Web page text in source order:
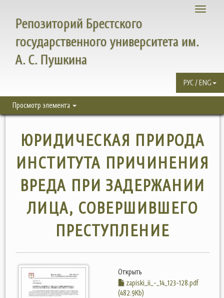
Toggle
Репозиторий Брестского
государственного университета им.
А. С. Пушкина
РУС / ENG
Просмотр элемента
ЮРИДИЧЕСКАЯ ПРИРОДА
ИНСТИТУТА ПРИЧИНЕНИЯ
ВРЕДА ПРИ ЗАДЕРЖАНИИ
ЛИЦА, СОВЕРШИВШЕГО
ПРЕСТУПЛЕНИЕ
Открыть
zapiski_ii_-_14_123-128.pdf
(482.9Kb)